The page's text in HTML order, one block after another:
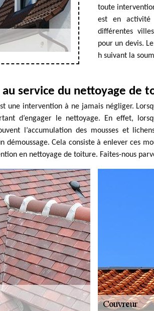
toute
est en activité
différentes
pour un devis.
h suivant la
service du nettoyage de
une intervention à ne jamais négliger.
d’engager le nettoyage. En effet,
l’accumulation des mousses et
démoussage. Cela consiste à enlever ces
en nettoyage de toiture. Faites-nous